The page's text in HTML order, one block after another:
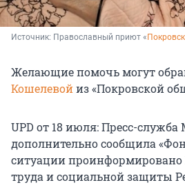
Источник: Православный приют «
Желающие помочь могут
Кошелевойиз «Покровской
UPD от 18 июля: Пресс-
дополнительно сообщила
ситуации проинформировано
труда и социальной защиты